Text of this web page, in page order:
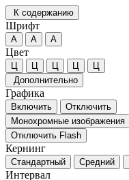
К содержанию
Шрифт
А А А
Цвет
Ц Ц Ц Ц
Ц
Дополнительно
Графика
Включить
Отключить
Монохромные изображения
Отключить Flash
Кернинг
Стандартный Средний
Интервал